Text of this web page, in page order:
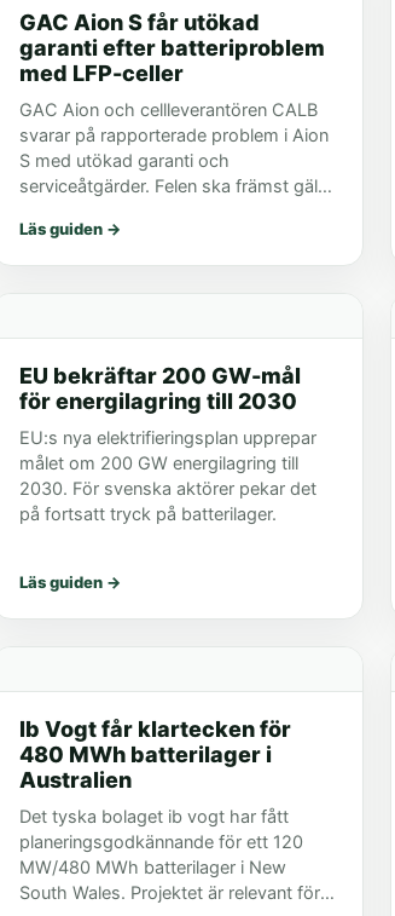
GAC Aion S får utökad
garanti efter batteriproblem
med LFP-celler
GAC Aion och cellleverantören CALB
svarar på rapporterade problem i Aion
S med utökad garanti och
serviceåtgärder. Felen ska främst gälla
Läs guiden →
EU bekräftar 200 GW-mål
för energilagring till 2030
EU:s nya elektrifieringsplan upprepar
målet om 200 GW energilagring till
2030. För svenska aktörer pekar det
på fortsatt tryck på batterilager.
Läs guiden →
Ib Vogt får klartecken för
480 MWh batterilager i
Australien
Det tyska bolaget ib vogt har fått
planeringsgodkännande för ett 120
MW/480 MWh batterilager i New
South Wales. Projektet är relevant för